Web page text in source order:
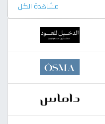
مشاهدة الكل